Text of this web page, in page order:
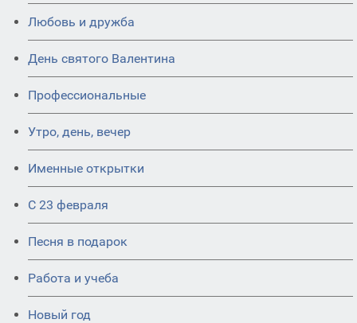
Любовь и дружба
День святого Валентина
Профессиональные
Утро, день, вечер
Именные открытки
С 23 февраля
Песня в подарок
Работа и учеба
Новый год